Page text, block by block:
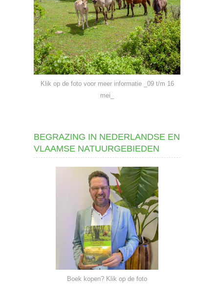
Klik op de foto voor meer informatie _09 t/m 16
mei_
BEGRAZING IN NEDERLANDSE EN
VLAAMSE NATUURGEBIEDEN
Boek kopen? Klik op de foto